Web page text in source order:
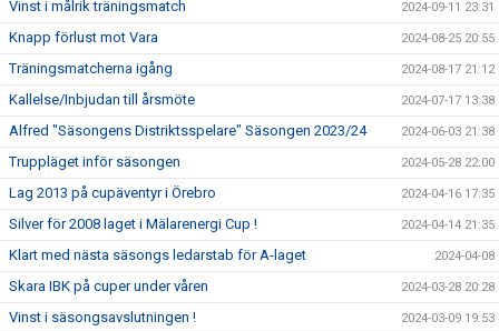
Vinst i målrik träningsmatch 2024-09-11 23:31
Knapp förlust mot Vara 2024-08-25 20:55
Träningsmatcherna igång 2024-08-17 21:12
Kallelse/Inbjudan till årsmöte 2024-07-17 13:38
Alfred "Säsongens Distriktsspelare" Säsongen 2023/24 2024-06-03 21:38
Truppläget inför säsongen 2024-05-28 22:00
Lag 2013 på cupäventyr i Örebro 2024-04-16 17:35
Silver för 2008 laget i Mälarenergi Cup ! 2024-04-14 21:35
Klart med nästa säsongs ledarstab för A-laget 2024-04-08
Skara IBK på cuper under våren 2024-03-28 20:28
Vinst i säsongsavslutningen ! 2024-03-09 19:53